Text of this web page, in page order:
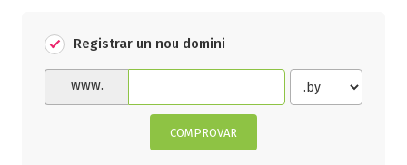
Registrar un nou domini
www.
COMPROVAR